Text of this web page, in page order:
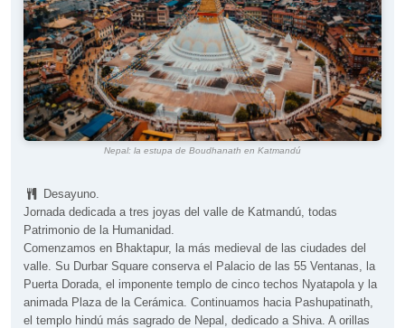
Nepal: la estupa de Boudhanath en Katmandú
Desayuno.
Jornada dedicada a tres joyas del valle de Katmandú, todas
Patrimonio de la Humanidad.
Comenzamos en Bhaktapur, la más medieval de las ciudades del
valle. Su Durbar Square conserva el Palacio de las 55 Ventanas, la
Puerta Dorada, el imponente templo de cinco techos Nyatapola y la
animada Plaza de la Cerámica. Continuamos hacia Pashupatinath,
el templo hindú más sagrado de Nepal, dedicado a Shiva. A orillas